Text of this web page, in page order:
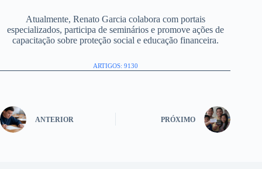
Atualmente, Renato Garcia colabora com portais
especializados, participa de seminários e promove ações de
capacitação sobre proteção social e educação financeira.
ARTIGOS: 9130
ANTERIOR PRÓXIMO